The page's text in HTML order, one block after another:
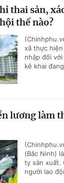
thai sản,
thế nào?
xã thực
nhập đối
kê khai
lương làm
(Bắc Ninh)
ty sản xuất.
người lao